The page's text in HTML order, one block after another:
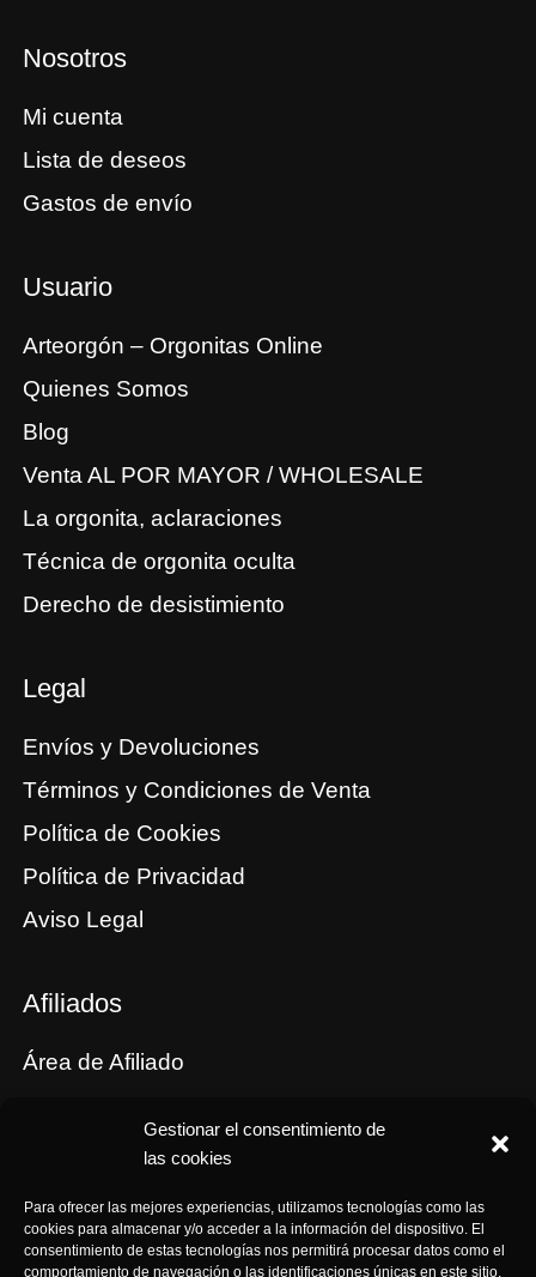
Gestionar el consentimiento de
las cookies
Para ofrecer las mejores experiencias, utilizamos tecnologías como las
cookies para almacenar y/o acceder a la información del dispositivo. El
consentimiento de estas tecnologías nos permitirá procesar datos como el
comportamiento de navegación o las identificaciones únicas en este sitio.
Nosotros
Mi cuenta
Lista de deseos
Gastos de envío
Usuario
Arteorgón – Orgonitas Online
Quienes Somos
Blog
Venta AL POR MAYOR / WHOLESALE
La orgonita, aclaraciones
Técnica de orgonita oculta
Derecho de desistimiento
Legal
Envíos y Devoluciones
Términos y Condiciones de Venta
Política de Cookies
Política de Privacidad
Aviso Legal
Afiliados
Área de Afiliado